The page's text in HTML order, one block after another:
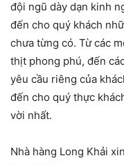
đội ngũ dày dạn kinh
đến cho quý khách
chưa từng có. Từ các
thịt phong phú, đến
yêu cầu riêng của
đến cho quý thực
vời nhất.
Nhà hàng Long Khải